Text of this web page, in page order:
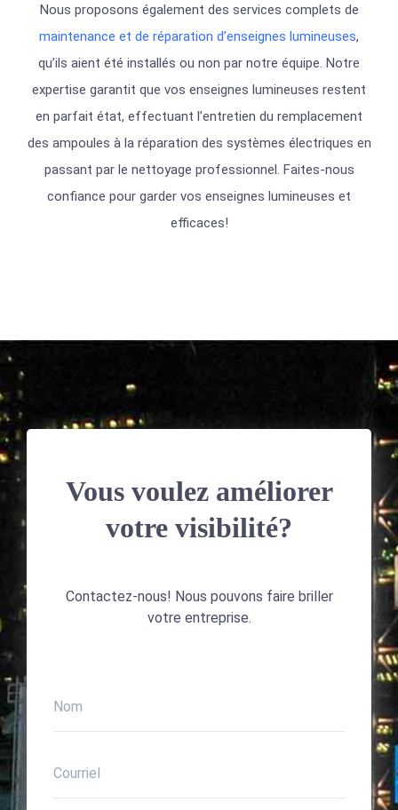
Nous proposons également des services complets de
maintenance et de réparation d’enseignes lumineuses,
qu’ils aient été installés ou non par notre équipe. Notre
expertise garantit que vos enseignes lumineuses restent
en parfait état, effectuant l’entretien du remplacement
des ampoules à la réparation des systèmes électriques en
passant par le nettoyage professionnel. Faites-nous
confiance pour garder vos enseignes lumineuses et
efficaces!
Vous voulez améliorer
votre visibilité?
Contactez-nous! Nous pouvons faire briller
votre entreprise.